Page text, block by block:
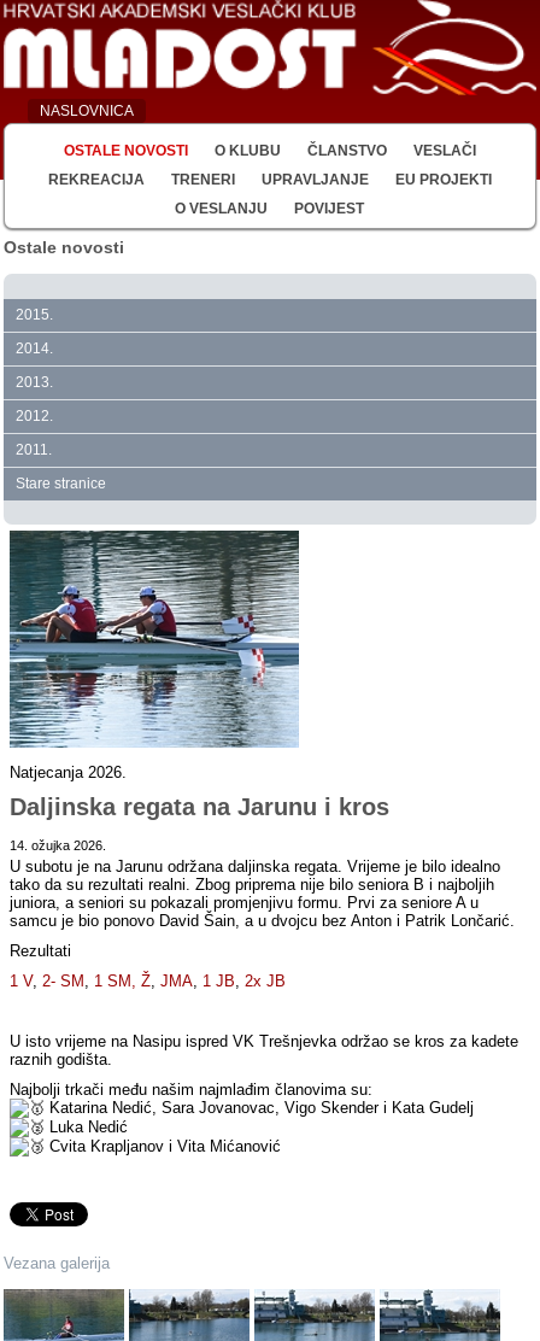
NASLOVNICA
OSTALE NOVOSTI O KLUBU ČLANSTVO
VESLAČI
REKREACIJA
TRENERI UPRAVLJANJE
EU PROJEKTI
O VESLANJU
POVIJEST
Ostale novosti
2015.
2014.
2013.
2012.
2011.
Stare stranice
Natjecanja 2026.
Daljinska regata na Jarunu i kros
14. ožujka 2026.
U subotu je na Jarunu održana daljinska regata. Vrijeme je bilo idealno
tako da su rezultati realni. Zbog priprema nije bilo seniora B i najboljih
juniora, a seniori su pokazali promjenjivu formu. Prvi za seniore A u
samcu je bio ponovo David Šain, a u dvojcu bez Anton i Patrik Lončarić.
Rezultati
1 V,2- SM , 1 SM, Ž,JMA, 1 JB,2x JB
U isto vrijeme na Nasipu ispred VK Trešnjevka održao se kros za kadete
raznih godišta.
Najbolji trkači među našim najmlađim članovima su:
Katarina Nedić, Sara Jovanovac, Vigo Skender i Kata Gudelj
Luka Nedić
Cvita Krapljanov i Vita Mićanović
Vezana galerija